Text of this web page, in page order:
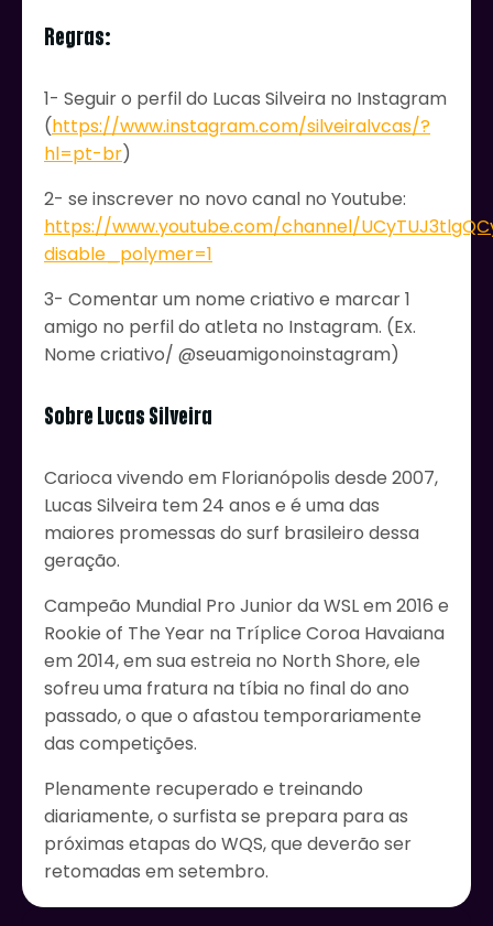
Regras:
1- Seguir o perfil do Lucas Silveira no Instagram
(https://www.instagram.com/silveiralvcas/?
hl=pt-br)
2- se inscrever no novo canal no Youtube:
https://www.youtube.com/channel/
disable_polymer=1
3- Comentar um nome criativo e marcar 1
amigo no perfil do atleta no Instagram. (Ex.
Nome criativo/ @seuamigonoinstagram)
Sobre Lucas Silveira
Carioca vivendo em Florianópolis desde 2007,
Lucas Silveira tem 24 anos e é uma das
maiores promessas do surf brasileiro dessa
geração.
Campeão Mundial Pro Junior da WSL em 2016 e
Rookie of The Year na Tríplice Coroa Havaiana
em 2014, em sua estreia no North Shore, ele
sofreu uma fratura na tíbia no final do ano
passado, o que o afastou temporariamente
das competições.
Plenamente recuperado e treinando
diariamente, o surfista se prepara para as
próximas etapas do WQS, que deverão ser
retomadas em setembro.